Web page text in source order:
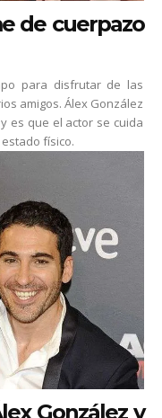
de cuerpazo
para disfrutar de las
amigos. Álex González
es que el actor se cuida
físico.
González y